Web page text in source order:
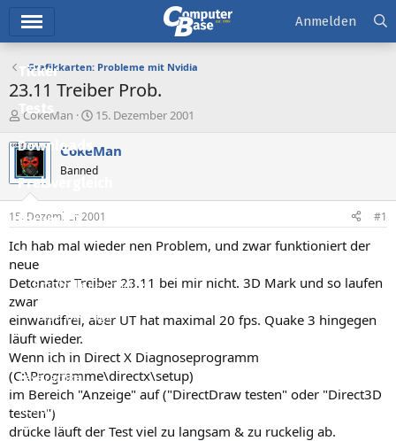
Ticker
Tests
Downloads
Preisvergleich
Forum
Aktuelles
Empfohlene Inhalte
Neue Beiträge
Neueste Aktivitäten
Leserartikel
Regeln
Anmelden
Grafikkarten: Probleme mit Nvidia
23.11 Treiber Prob.
E
s
t
e
e
r
CokeMan
E
s
t
e
l
t
a
15. Dezember 2001
CokeMan
Banned
15. Dezember 2001 #1
Ich hab mal wieder nen Problem, und zwar funktioniert der
neue
Detonator Treiber 23.11 bei mir nicht. 3D Mark und so laufen
zwar
einwandfrei, aber UT hat maximal 20 fps. Quake 3 hingegen
läuft wieder.
Wenn ich in Direct X Diagnoseprogramm
(C:\Programme\directx\setup)
im Bereich "Anzeige" auf ("DirectDraw testen" oder "Direct3D
testen")
drücke läuft der Test viel zu langsam & zu ruckelig ab.